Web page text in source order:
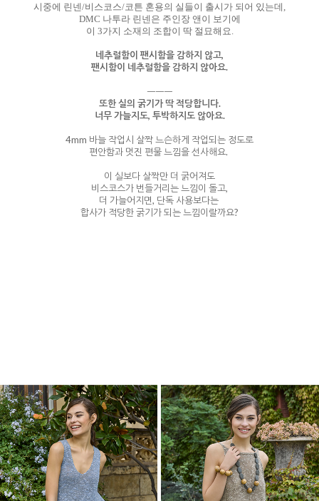
시중에 린넨/비스코스/코튼 혼용의 실들이 출시가 되어 있는데,
DMC 나투라 린넨은 주인장 앤이 보기에
이 3가지 소재의 조합이 딱 절묘해요.
네추럴함이 팬시함을 감하지 않고,
팬시함이 네추럴함을 감하지 않아요.
ㅡㅡㅡ
또한 실의 굵기가 딱 적당합니다.
너무 가늘지도, 투박하지도 않아요.
4mm 바늘 작업시 살짝 느슨하게 작업되는 정도로
편안함과 멋진 편물 느낌을 선사해요.
이 실보다 살짝만 더 굵어져도
비스코스가 번들거리는 느낌이 돌고,
더 가늘어지면, 단독 사용보다는
합사가 적당한 굵기가 되는 느낌이랄까요?